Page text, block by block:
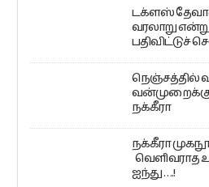
டக்ளஸ்
வரலாறு
பதிவிட்டுச்
நெஞ்சத்தில்
வன்முறைக்கு
நக்கீரா
நக்கீரா
ஐந்து ….!